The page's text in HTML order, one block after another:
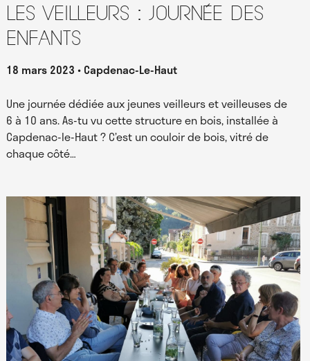
Les Veilleurs : journée des
enfants
18 mars 2023 Capdenac-Le-Haut
Une journée dédiée aux jeunes veilleurs et veilleuses de
6 à 10 ans. As-tu vu cette structure en bois, installée à
Capdenac-le-Haut ? C’est un couloir de bois, vitré de
chaque côté…